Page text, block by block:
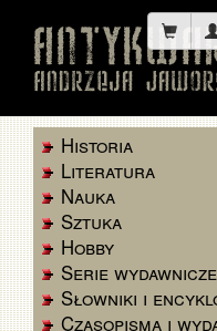
Historia
Literatura
Nauka
Sztuka
Hobby
Serie wydawnicze
Słowniki i
Czasopisma i